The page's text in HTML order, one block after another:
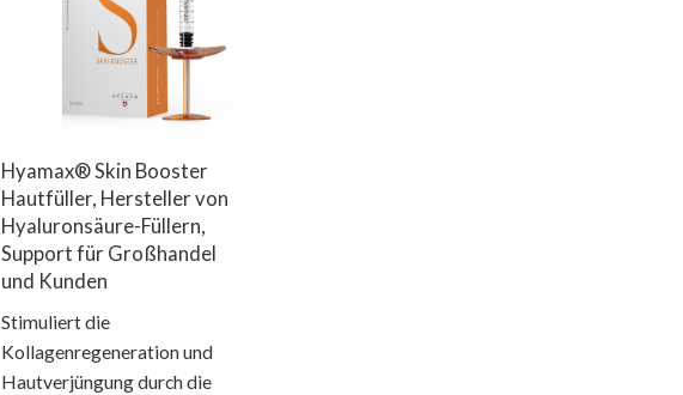
Hyamax® Skin Booster
Hautfüller, Hersteller von
Hyaluronsäure-Füllern,
Support für Großhandel
und Kunden
Stimuliert die
Kollagenregeneration und
Hautverjüngung durch die